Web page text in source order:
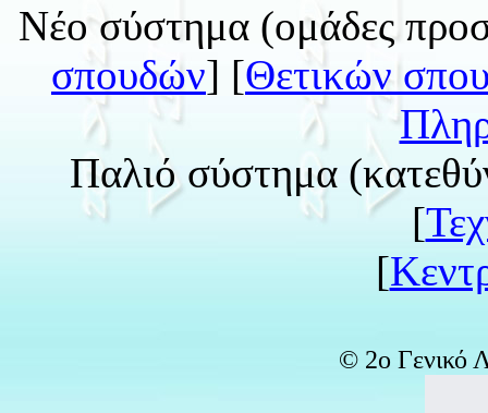
Νέο σύστημα (ομάδες
σπουδών] [Θετικών
Παλιό σύστημα
[
[
© 2ο Γενικό